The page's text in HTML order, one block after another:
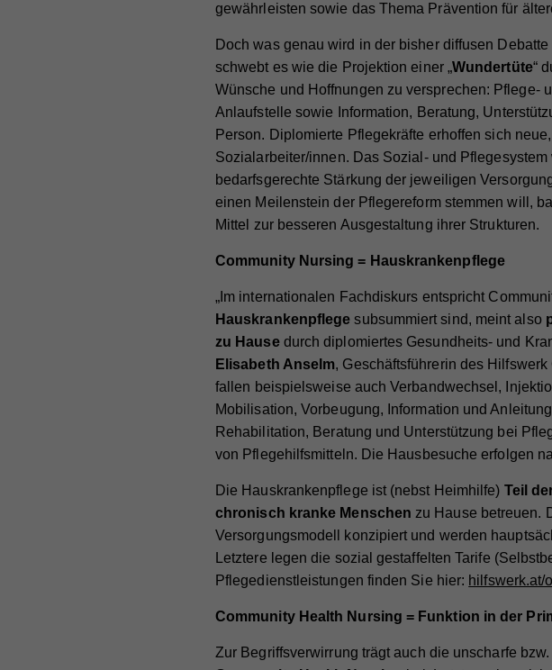
gewährleisten sowie das Thema Prävention für
Doch was genau wird in der bisher diffusen Debatte
schwebt es wie die Projektion einer „Wundertüte“
Wünsche und Hoffnungen zu versprechen: Pflege-
Anlaufstelle sowie Information, Beratung,
Person. Diplomierte Pflegekräfte erhoffen sich
Sozialarbeiter/innen. Das Sozial- und
bedarfsgerechte Stärkung der jeweiligen
einen Meilenstein der Pflegereform stemmen will,
Mittel zur besseren Ausgestaltung ihrer Strukturen.
Community Nursing = Hauskrankenpflege
„Im internationalen Fachdiskurs entspricht
Hauskrankenpflege subsummiert sind, meint also
zu Hause durch diplomiertes Gesundheits- und
Elisabeth Anselm, Geschäftsführerin des
fallen beispielsweise auch Verbandwechsel,
Mobilisation, Vorbeugung, Information und
Rehabilitation, Beratung und Unterstützung bei
von Pflegehilfsmitteln. Die Hausbesuche erfolgen
Die Hauskrankenpflege ist (nebst Heimhilfe) Teil
chronisch kranke Menschen zu Hause betreuen.
Versorgungsmodell konzipiert und werden
Letztere legen die sozial gestaffelten Tarife
Pflegedienstleistungen finden Sie hier: hilfswerk.at/
Community Health Nursing = Funktion in der
Zur Begriffsverwirrung trägt auch die unscharfe